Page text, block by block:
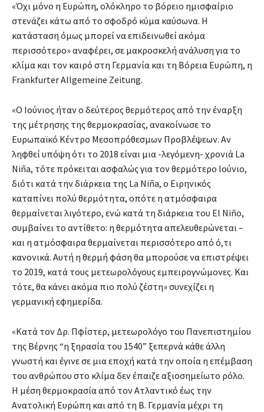
«Όχι μόνο η Ευρώπη, ολόκληρο το βόρειο ημισφαίριο
στενάζει κάτω από το σφοδρό κύμα καύσωνα. Η
κατάσταση όμως μπορεί να επιδεινωθεί ακόμα
περισσότερο» αναφέρει, σε μακροσκελή ανάλυση για το
κλίμα και τον καιρό στη Γερμανία και τη Bόρεια Ευρώπη, η
Frankfurter Allgemeine Zeitung.
«Ο Ιούνιος ήταν ο δεύτερος θερμότερος από την έναρξη
της μέτρησης της θερμοκρασίας, ανακοίνωσε το
Ευρωπαϊκό Κέντρο Μεσοπρόθεσμων Προβλέψεων. Αν
ληφθεί υπόψη ότι το 2018 είναι μια -λεγόμενη- χρονιά La
Niña, τότε πρόκειται ασφαλώς για τον θερμότερο Ιούνιο,
διότι κατά την διάρκεια της La Niña, ο Ειρηνικός
καταπίνει πολύ θερμότητα, οπότε η ατμόσφαιρα
θερμαίνεται λιγότερο, ενώ κατά τη διάρκεια του El Niño,
συμβαίνει το αντίθετο: η θερμότητα απελευθερώνεται –
και η ατμόσφαιρα θερμαίνεται περισσότερο από ό,τι
κανονικά. Αυτή η θερμή φάση θα μπορούσε να επιστρέψει
το 2019, κατά τους μετεωρολόγους εμπειρογνώμονες. Και
τότε, θα κάνει ακόμα πιο πολύ ζέστη» συνεχίζει η
γερμανική εφημερίδα.
«Κατά τον Δρ. Πφίστερ, μετεωρολόγο του Πανεπιστημίου
της Βέρνης “η ξηρασία του 1540” ξεπερνά κάθε άλλη
γνωστή και έγινε σε μια εποχή κατά την οποία η επέμβαση
του ανθρώπου στο κλίμα δεν έπαιζε αξιοσημείωτο ρόλο.
Η μέση θερμοκρασία από τον Ατλαντικό έως την
Ανατολική Ευρώπη και από τη Β. Γερμανία μέχρι τη